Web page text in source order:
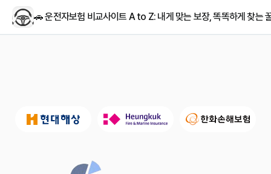
🚗 운전자보험 비교사이트 A to Z: 내게 맞는 보장, 똑똑하게 찾는